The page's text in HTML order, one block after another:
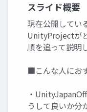
スライド概要
現在公開してい
UnityProjectが
順を追って説明
■こんな人にお
・
うして良いか分